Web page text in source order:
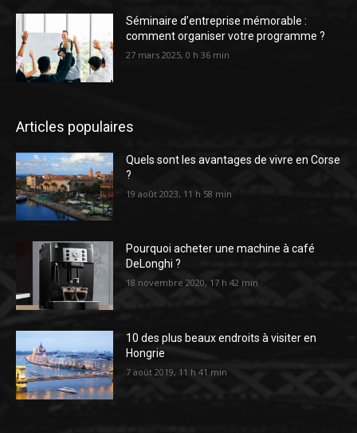
Séminaire d’entreprise mémorable :
comment organiser votre programme ?
27 mars 2025, 0 h 36 min
Articles populaires
Quels sont les avantages de vivre en Corse
?
19 août 2023, 11 h 58 min
Pourquoi acheter une machine à café
DeLonghi ?
18 novembre 2020, 17 h 42 min
10 des plus beaux endroits à visiter en
Hongrie
7 août 2019, 11 h 41 min